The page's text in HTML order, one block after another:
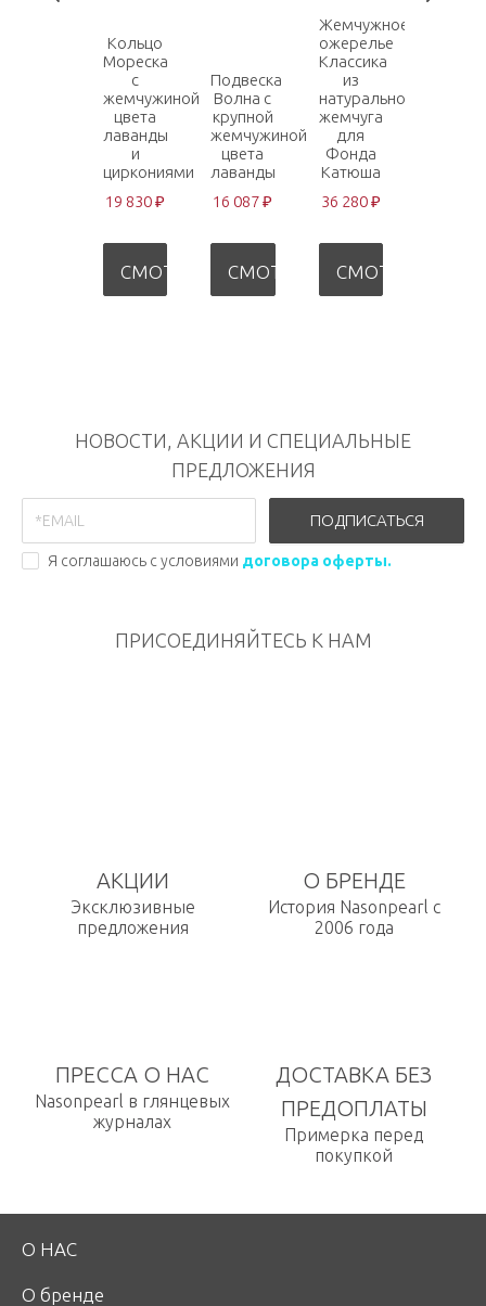
Кольцо
Мореска
с
жемчужиной
цвета
лаванды
и
циркониями
19 830 ₽
СМОТРЕТЬ
Подвеска
Волна с
крупной
жемчужиной
цвета
лаванды
16 087 ₽
СМОТРЕТЬ
Жемчужное
ожерелье
Классика
из
натурального
жемчуга
для
Фонда
Катюша
36 280 ₽
СМОТРЕТЬ
НОВОСТИ, АКЦИИ И СПЕЦИАЛЬНЫЕ
ПРЕДЛОЖЕНИЯ
ПОДПИСАТЬСЯ
Я соглашаюсь с условиями договора оферты.
ПРИСОЕДИНЯЙТЕСЬ К НАМ
АКЦИИ
Эксклюзивные
предложения
О БРЕНДЕ
История Nasonpearl с
2006 года
ПРЕССА О НАС
Nasonpearl в глянцевых
журналах
ДОСТАВКА БЕЗ
ПРЕДОПЛАТЫ
Примерка перед
покупкой
О НАС
О бренде